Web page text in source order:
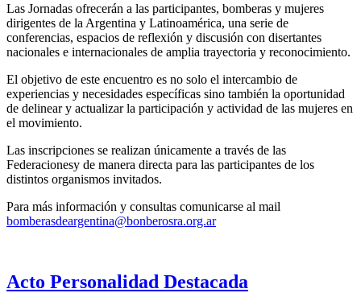
Las Jornadas ofrecerán a las participantes, bomberas y mujeres
dirigentes de la Argentina y Latinoamérica, una serie de
conferencias, espacios de reflexión y discusión con disertantes
nacionales e internacionales de amplia trayectoria y reconocimiento.
El objetivo de este encuentro es no solo el intercambio de
experiencias y necesidades específicas sino también la oportunidad
de delinear y actualizar la participación y actividad de las mujeres en
el movimiento.
Las inscripciones se realizan únicamente a través de las
Federacionesy de manera directa para las participantes de los
distintos organismos invitados.
Para más información y consultas comunicarse al mail
bomberasdeargentina@bonberosra.org.ar
Acto Personalidad Destacada